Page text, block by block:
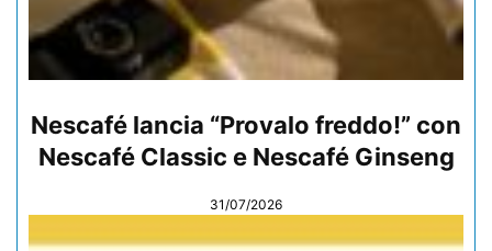
Nescafé lancia “Provalo freddo!” con
Nescafé Classic e Nescafé Ginseng
31/07/2026